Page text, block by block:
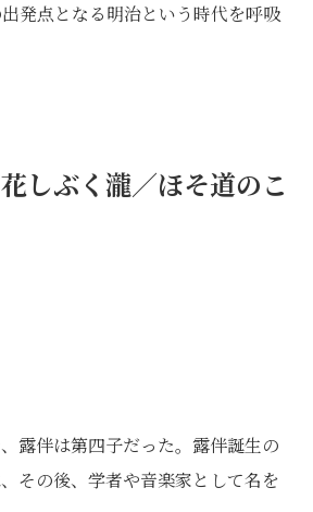
発点となる明治という時代を呼吸
しぶく瀧／ほそ道のこ
露伴は第四子だった。露伴誕生の
その後、学者や音楽家として名を